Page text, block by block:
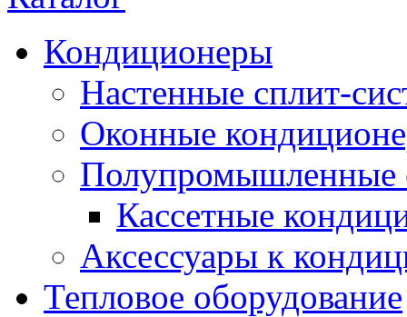
Кондиционеры
Настенные сплит-
Оконные
Полупромышленные
Кассетные
Аксессуары к
Тепловое оборудование